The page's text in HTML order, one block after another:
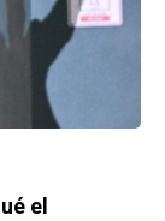
el